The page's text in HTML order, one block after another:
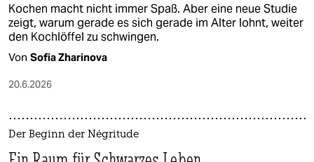
Kochen macht nicht immer Spaß. Aber eine neue Studie
zeigt, warum gerade es sich gerade im Alter lohnt, weiter
den Kochlöffel zu schwingen.
Von Sofia Zharinova
20.6.2026
Der Beginn der Négritude